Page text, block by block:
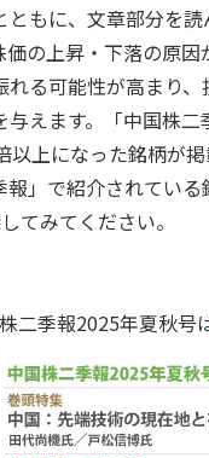
ともに、文章部分を
の上昇・下落の原因
れる可能性が高まり
えます。「中国株二
以上になった銘柄が
報」で紹介されてい
てみてください。
二季報2025年夏秋号